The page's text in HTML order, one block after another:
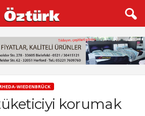
WIEDENBRÜCK
korumak